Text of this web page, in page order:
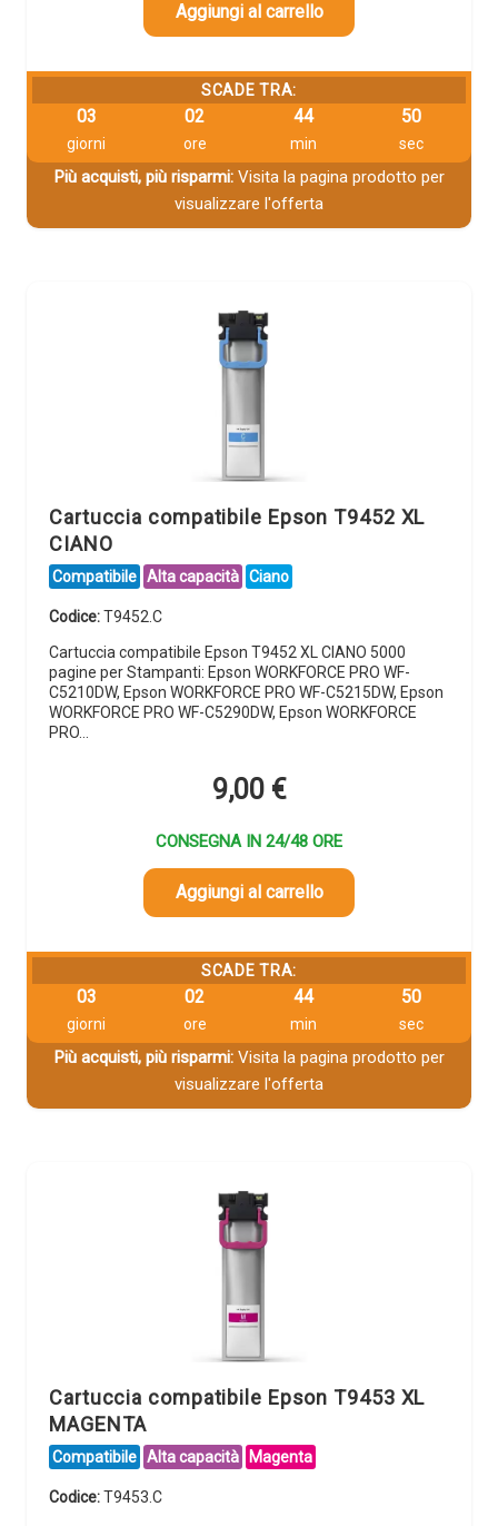
Aggiungi al carrello
SCADE TRA:
03
giorni
02
ore
44
min
49
sec
Più acquisti, più risparmi:Visita la pagina prodotto per
visualizzare l'offerta
Cartuccia compatibile Epson T9452 XL
CIANO
Compatibile Alta capacità Ciano
Codice:T9452.C
Cartuccia compatibile Epson T9452 XL CIANO 5000
pagine per Stampanti: Epson WORKFORCE PRO WF-
C5210DW, Epson WORKFORCE PRO WF-C5215DW, Epson
WORKFORCE PRO WF-C5290DW, Epson WORKFORCE
PRO…
9,00 €
CONSEGNA IN 24/48 ORE
Aggiungi al carrello
SCADE TRA:
03
giorni
02
ore
44
min
49
sec
Più acquisti, più risparmi:Visita la pagina prodotto per
visualizzare l'offerta
Cartuccia compatibile Epson T9453 XL
MAGENTA
Compatibile Alta capacità Magenta
Codice:T9453.C